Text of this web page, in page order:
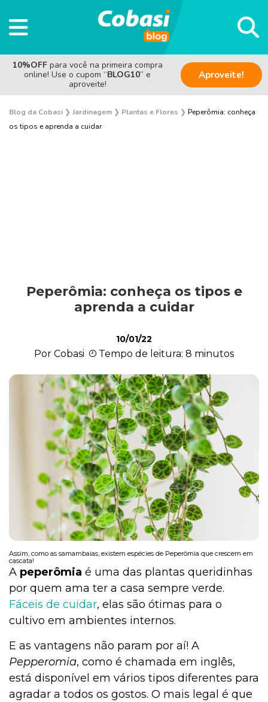
10%OFF para você na primeira compra
online! Use o cupom “BLOG10” e
aproveite!
Aproveite!
Blog da Cobasi ❯ Jardinagem ❯ Plantas e Flores ❯ Peperômia: conheça
os tipos e aprenda a cuidar
Cultivo e Manutenção
Cachorro
Gato
Outros Pets
Casa & Piscina
Jardinagem
Institucional
Peperômia: conheça os tipos e
aprenda a cuidar
10/01/22
Por Cobasi Tempo de leitura: 8 minutos
Assim, como as samambaias, existem espécies de Peperômia que crescem em
cascata!
A peperômia é uma das plantas queridinhas
por quem ama ter a casa sempre verde.
Fáceis de cuidar, elas são ótimas para o
cultivo em ambientes internos.
E as vantagens não param por aí! A
Pepperomia, como é chamada em inglês,
está disponível em vários tipos diferentes para
agradar a todos os gostos. O mais legal é que